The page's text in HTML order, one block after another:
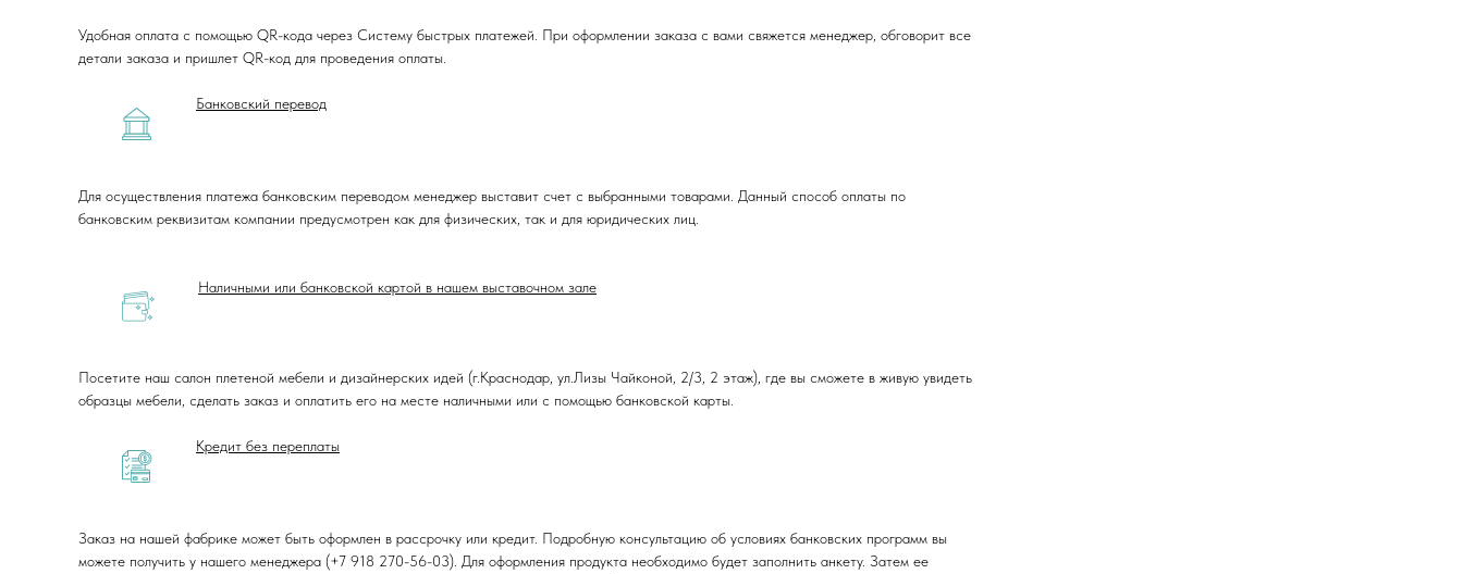
Удобная оплата с помощью QR-кода через Систему быстрых платежей. При оформлении заказа с вами свяжется менеджер, обговорит все
детали заказа и пришлет QR-код для проведения оплаты.
Банковский перевод
Для осуществления платежа банковским переводом менеджер выставит счет с выбранными товарами. Данный способ оплаты по
банковским реквизитам компании предусмотрен как для физических, так и для юридических лиц.
Наличными или банковской картой в нашем выставочном зале
Посетите наш салон плетеной мебели и дизайнерских идей (г.Краснодар, ул.Лизы Чайконой, 2/3, 2 этаж), где вы сможете в живую увидеть
образцы мебели, сделать заказ и оплатить его на месте наличными или с помощью банковской карты.
Кредит без переплаты
Заказ на нашей фабрике может быть оформлен в рассрочку или кредит. Подробную консультацию об условиях банковских программ вы
можете получить у нашего менеджера (+7 918 270-56-03). Для оформления продукта необходимо будет заполнить анкету. Затем ее